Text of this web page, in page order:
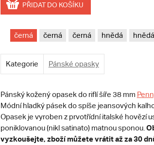
PŘIDAT DO KOŠÍKU
černá černá černá hnědá hnědá
Kategorie Pánské opasky
Pánský kožený opasek do riflí šíře 38 mm
Módní hladký pásek do spíše jeansových
Opasek je vyroben z prvotřídní italské hovězí
poniklovanou (nikl satinato) matnou sponou.
vyzkoušejte, zboží můžete vrátit až za 30